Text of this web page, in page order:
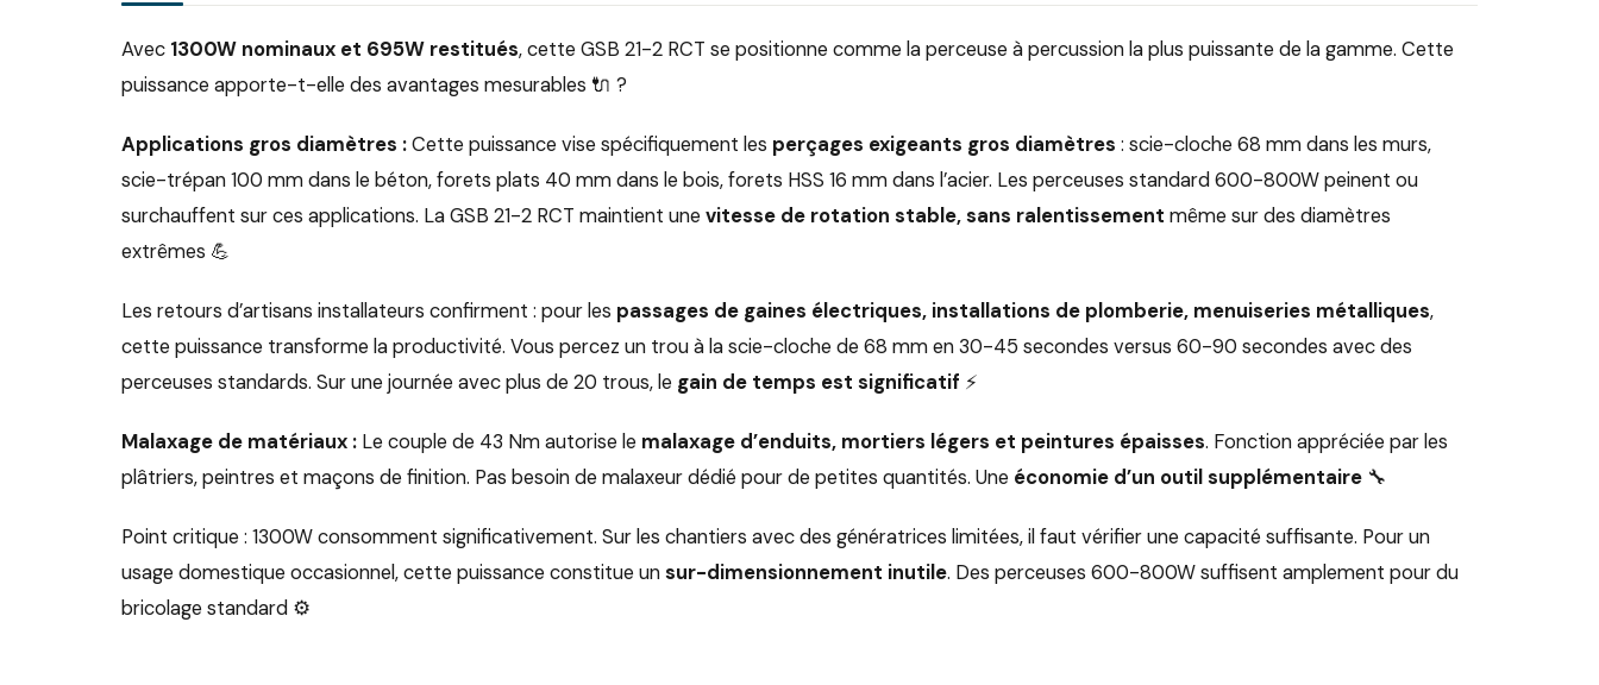
Avec 1300W nominaux et 695W restitués, cette GSB 21-2 RCT se positionne comme la perceuse à percussion la plus puissante de la gamme. Cette
puissance apporte-t-elle des avantages mesurables 🔌 ?
Applications gros diamètres :Cette puissance vise spécifiquement les perçages exigeants gros diamètres : scie-cloche 68 mm dans les murs,
scie-trépan 100 mm dans le béton, forets plats 40 mm dans le bois, forets HSS 16 mm dans l’acier. Les perceuses standard 600-800W peinent ou
surchauffent sur ces applications. La GSB 21-2 RCT maintient une vitesse de rotation stable, sans ralentissement même sur des diamètres
extrêmes 💪
Les retours d’artisans installateurs confirment : pour les passages de gaines électriques, installations de plomberie, menuiseries métalliques,
cette puissance transforme la productivité. Vous percez un trou à la scie-cloche de 68 mm en 30-45 secondes versus 60-90 secondes avec des
perceuses standards. Sur une journée avec plus de 20 trous, le gain de temps est significatif ⚡
Malaxage de matériaux : Le couple de 43 Nm autorise le malaxage d’enduits, mortiers légers et peintures épaisses. Fonction appréciée par les
plâtriers, peintres et maçons de finition. Pas besoin de malaxeur dédié pour de petites quantités. Une économie d’un outil supplémentaire 🔧
Point critique : 1300W consomment significativement. Sur les chantiers avec des génératrices limitées, il faut vérifier une capacité suffisante. Pour un
usage domestique occasionnel, cette puissance constitue unsur-dimensionnement inutile. Des perceuses 600-800W suffisent amplement pour du
bricolage standard ⚙️